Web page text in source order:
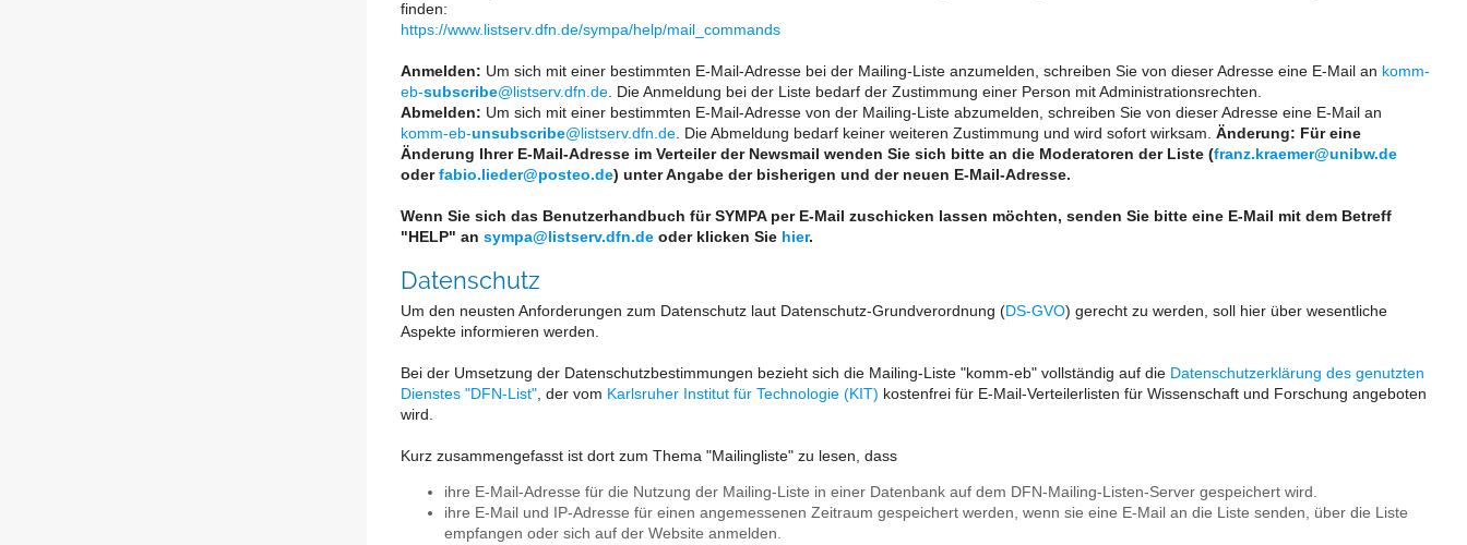
finden:
https://www.listserv.dfn.de/sympa/help/mail_commands
Anmelden: Um sich mit einer bestimmten E-Mail-Adresse bei der Mailing-Liste anzumelden, schreiben Sie von dieser Adresse eine E-Mail an komm-
eb-subscribe@listserv.dfn.de. Die Anmeldung bei der Liste bedarf der Zustimmung einer Person mit Administrationsrechten.
Abmelden: Um sich mit einer bestimmten E-Mail-Adresse von der Mailing-Liste abzumelden, schreiben Sie von dieser Adresse eine E-Mail an
komm-eb-unsubscribe@listserv.dfn.de. Die Abmeldung bedarf keiner weiteren Zustimmung und wird sofort wirksam. Änderung: Für eine
Änderung Ihrer E-Mail-Adresse im Verteiler der Newsmail wenden Sie sich bitte an die Moderatoren der Liste (franz.kraemer@unibw.de
oder fabio.lieder@posteo.de) unter Angabe der bisherigen und der neuen E-Mail-Adresse.
Wenn Sie sich das Benutzerhandbuch für SYMPA per E-Mail zuschicken lassen möchten, senden Sie bitte eine E-Mail mit dem Betreff
"HELP" an sympa@listserv.dfn.de oder klicken Sie hier.
Datenschutz
Um den neusten Anforderungen zum Datenschutz laut Datenschutz-Grundverordnung (DS-GVO) gerecht zu werden, soll hier über wesentliche
Aspekte informieren werden.
Bei der Umsetzung der Datenschutzbestimmungen bezieht sich die Mailing-Liste "komm-eb" vollständig auf die Datenschutzerklärung des genutzten
Dienstes "DFN-List", der vom Karlsruher Institut für Technologie (KIT) kostenfrei für E-Mail-Verteilerlisten für Wissenschaft und Forschung angeboten
wird.
Kurz zusammengefasst ist dort zum Thema "Mailingliste" zu lesen, dass
ihre E-Mail-Adresse für die Nutzung der Mailing-Liste in einer Datenbank auf dem DFN-Mailing-Listen-Server gespeichert wird.
ihre E-Mail und IP-Adresse für einen angemessenen Zeitraum gespeichert werden, wenn sie eine E-Mail an die Liste senden, über die Liste
empfangen oder sich auf der Website anmelden.